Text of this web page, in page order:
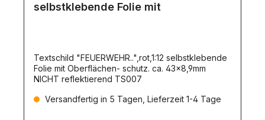
selbstklebende Folie mit
Textschild "FEUERWEHR..",rot,1:12 selbstklebende
Folie mit Oberflächen- schutz. ca. 43x8,9mm
NICHT reflektierend TS007
Versandfertig in 5 Tagen, Lieferzeit 1-4 Tage